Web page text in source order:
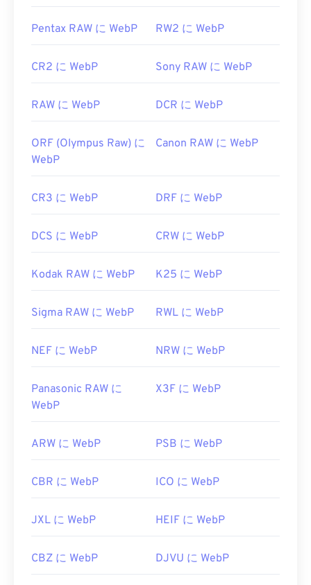
します
Pentax RAW に WebP RW2 に WebP
CR2 に WebP Sony RAW に WebP
RAW に WebP DCR に WebP
ORF (Olympus Raw) に
WebP
Canon RAW に WebP
CR3 に WebP DRF に WebP
DCS に WebP CRW に WebP
Kodak RAW に WebP K25 に WebP
Sigma RAW に WebP RWL に WebP
NEF に WebP NRW に WebP
Panasonic RAW に
WebP
X3F に WebP
ARW に WebP PSB に WebP
CBR に WebP ICO に WebP
JXL に WebP HEIF に WebP
CBZ に WebP DJVU に WebP